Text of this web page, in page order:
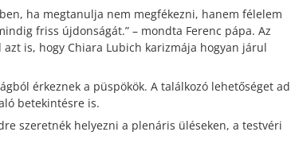
ha megtanulja nem megfékezni, hanem félelem
friss újdonságát.” – mondta Ferenc pápa. Az
is, hogy Chiara Lubich karizmája hogyan járul
érkeznek a püspökök. A találkozó lehetőséget ad
betekintésre is.
szeretnék helyezni a plenáris üléseken, a testvéri